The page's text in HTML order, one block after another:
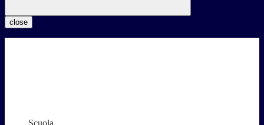
close